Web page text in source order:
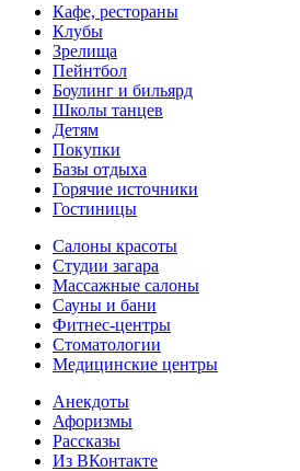
Кафе, рестораны
Клубы
Зрелища
Пейнтбол
Боулинг и бильярд
Школы танцев
Детям
Покупки
Базы отдыха
Горячие источники
Гостиницы
Салоны красоты
Студии загара
Массажные салоны
Сауны и бани
Фитнес-центры
Стоматологии
Медицинские центры
Анекдоты
Афоризмы
Рассказы
Из ВКонтакте